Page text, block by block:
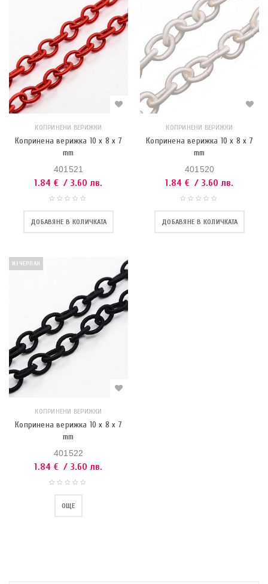
КОПРИНЕНИ ВЕРИЖКИ
Копринена верижка 10 x 8 x 7
mm
401521
1.84 € / 3.60 лв.
ДОБАВЯНЕ В КОЛИЧКАТА
КОПРИНЕНИ ВЕРИЖКИ
Копринена верижка 10 x 8 x 7
mm
401520
1.84 € / 3.60 лв.
ДОБАВЯНЕ В КОЛИЧКАТА
ИЗЧЕРПАН
КОПРИНЕНИ ВЕРИЖКИ
Копринена верижка 10 x 8 x 7
mm
401522
1.84 € / 3.60 лв.
ОЩЕ